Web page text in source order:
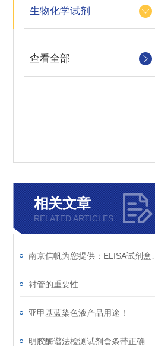
生物化学试剂
查看全部
相关文章
RELATED ARTICLES
衬管的重要性
亚甲基蓝染色液产品用途！